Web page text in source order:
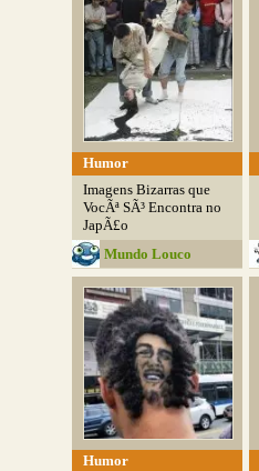
Humor
Imagens Bizarras que
VocÃª SÃ³ Encontra no
JapÃ£o
Mundo Louco
Humor